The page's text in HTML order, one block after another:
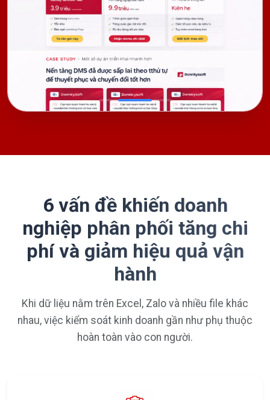
6 vấn đề khiến doanh
nghiệp phân phối tăng chi
phí và giảm hiệu quả vận
hành
Khi dữ liệu nằm trên Excel, Zalo và nhiều file khác
nhau, việc kiểm soát kinh doanh gần như phụ thuộc
hoàn toàn vào con người.